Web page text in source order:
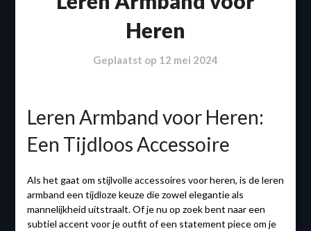
Heren
Geplaatst op 12 mei 2024
Leren Armband voor Heren:
Een Tijdloos Accessoire
Als het gaat om stijlvolle accessoires voor heren, is de leren
armband een tijdloze keuze die zowel elegantie als
mannelijkheid uitstraalt. Of je nu op zoek bent naar een
subtiel accent voor je outfit of een statement piece om je